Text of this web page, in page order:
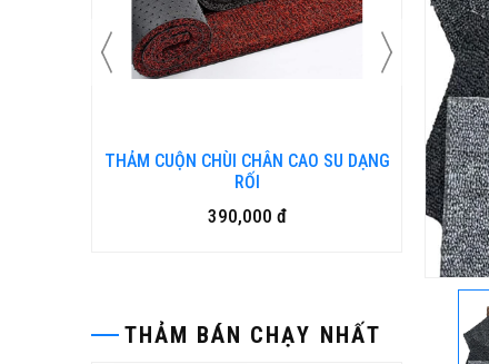
THẢM CUỘN CHÙI CHÂN CAO SU DẠNG
RỐI
390,000 đ
Bàn
THẢM BÁN CHẠY NHẤT